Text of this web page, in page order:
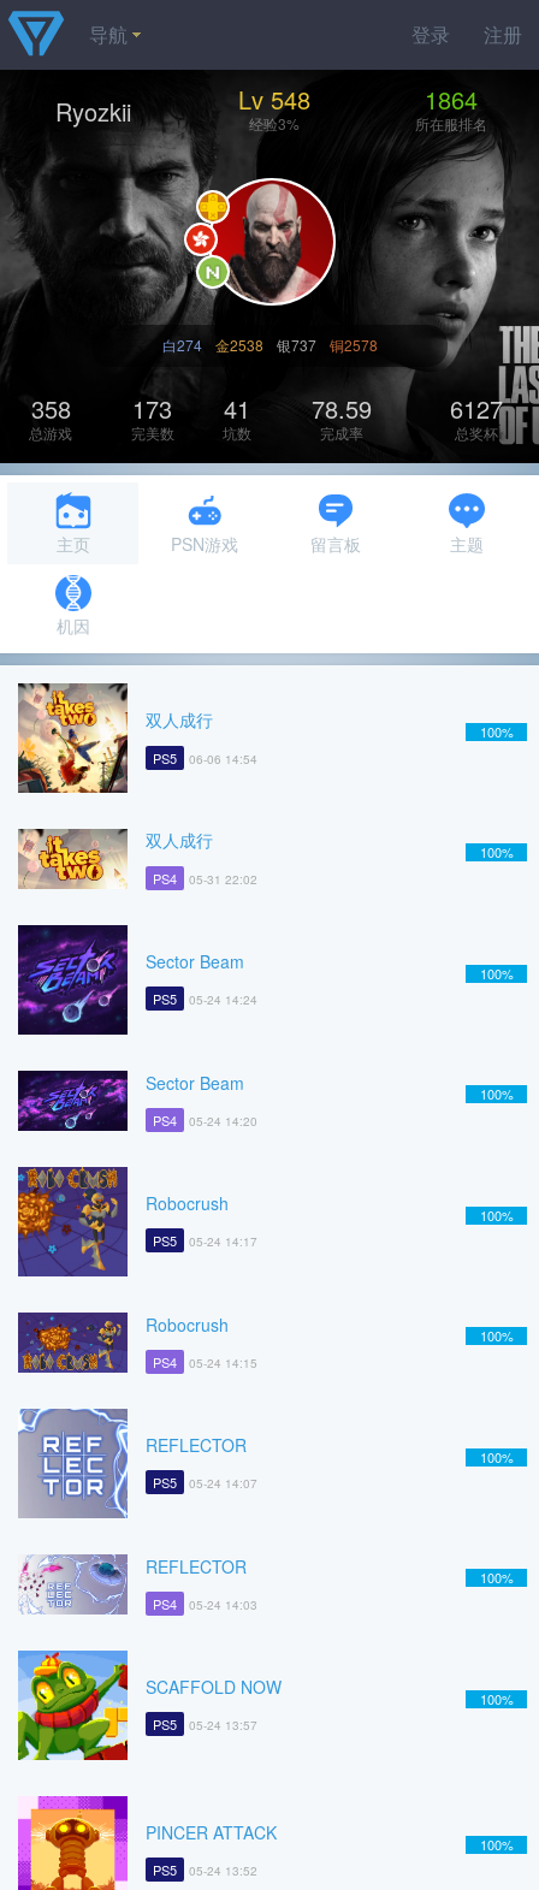
登录 注册
导航
Ryozkii Lv 548
经验3%
1864
所在服排名
白274 金2538 银737 铜2578
358
总游戏
173
完美数
41
坑数
78.59
完成率
6127
总奖杯
主页 PSN游戏 留言板 主题
机因
双人成行
PS5 06-06 14:54
100%
双人成行
PS4 05-31 22:02
100%
Sector Beam
PS5 05-24 14:24
100%
Sector Beam
PS4 05-24 14:20
100%
Robocrush
PS5 05-24 14:17
100%
Robocrush
PS4 05-24 14:15
100%
REFLECTOR
PS5 05-24 14:07
100%
REFLECTOR
PS4 05-24 14:03
100%
SCAFFOLD NOW
PS5 05-24 13:57
100%
PINCER ATTACK
PS5 05-24 13:52
100%